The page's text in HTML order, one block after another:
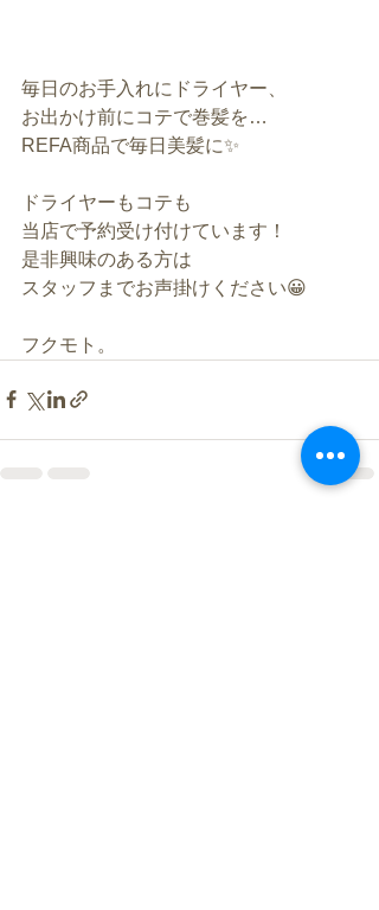
毎日のお手入れにドライヤー、
お出かけ前にコテで巻髪を…
REFA商品で毎日美髪に✨
ドライヤーもコテも
当店で予約受け付けています！
是非興味のある方は
スタッフまでお声掛けください😀
フクモト。